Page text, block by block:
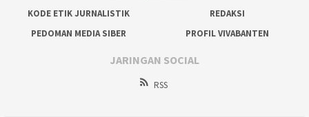
KODE ETIK JURNALISTIK
REDAKSI
PEDOMAN MEDIA SIBER
PROFIL VIVABANTEN
JARINGAN SOCIAL
RSS